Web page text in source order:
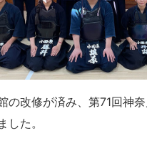
の改修が済み、第71回神
した。